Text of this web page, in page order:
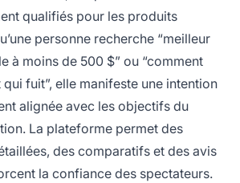
qualifiés pour les produits
personne recherche “meilleur
à moins de 500 $” ou “comment
fuit”, elle manifeste une intention
alignée avec les objectifs du
La plateforme permet des
des comparatifs et des avis
la confiance des spectateurs.